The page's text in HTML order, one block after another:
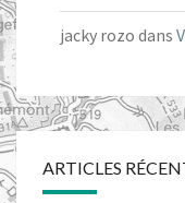
jacky rozo dans
ARTICLES